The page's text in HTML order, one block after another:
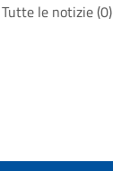
Tutte le notizie (0)